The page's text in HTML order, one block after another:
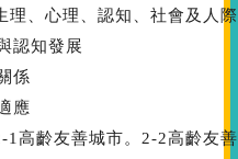
理、心理、認知、社會及人
認知發展
係
應
1高齡友善城市。2-2高齡友